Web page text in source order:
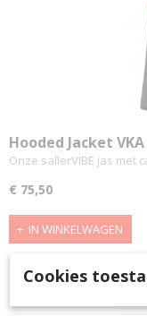
Hooded Jacket VKA
Onze sallerVIBE jas met
€ 75,50
IN WINKELWAGEN
Cookies